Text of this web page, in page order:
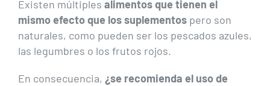
Existen múltiples alimentos que tienen el
mismo efecto que los suplementos pero son
naturales, como pueden ser los pescados azules,
las legumbres o los frutos rojos.
En consecuencia, ¿se recomienda el uso de